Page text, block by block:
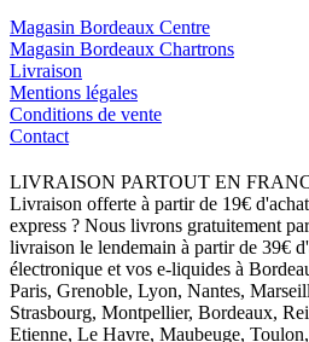
Magasin Bordeaux Centre
Magasin Bordeaux Chartrons
Livraison
Mentions légales
Conditions de vente
Contact
LIVRAISON PARTOUT EN
Livraison offerte à partir de 19€
express ? Nous livrons gratuitement
livraison le lendemain à partir de 39€
électronique et vos e-liquides à
Paris, Grenoble, Lyon, Nantes,
Strasbourg, Montpellier, Bordeaux,
Etienne, Le Havre, Maubeuge,